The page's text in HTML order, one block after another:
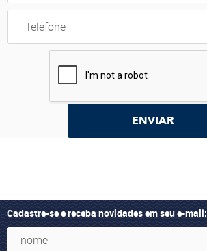
ENVIAR
Cadastre-se e receba novidades em seu e-mail: